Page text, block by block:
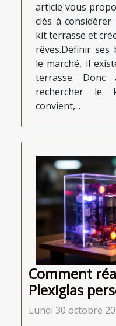
article vous
clés à
kit terrasse et
rêves.Définir
le marché, il
terrasse. Donc
rechercher le
convient,...
Comment
Plexiglas
Lundi 30 octobre